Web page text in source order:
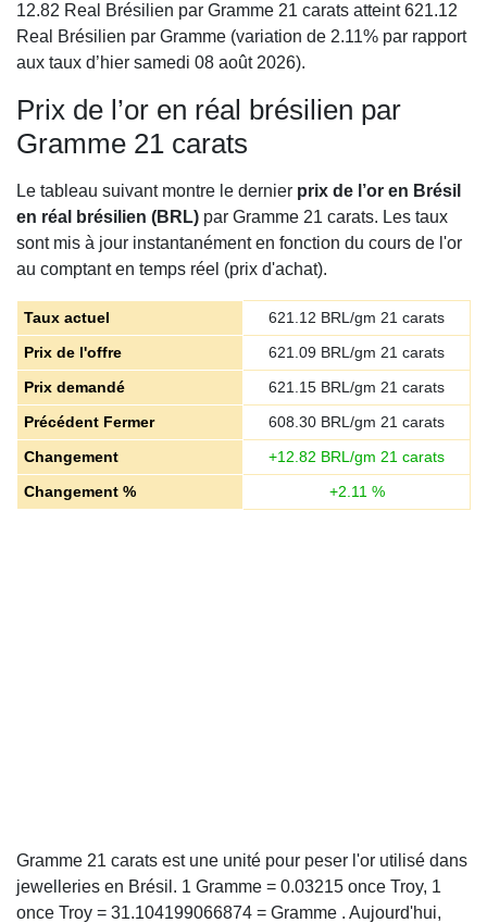
12.82 Real Brésilien par Gramme 21 carats atteint 621.12
Real Brésilien par Gramme (variation de 2.11% par rapport
aux taux d’hier samedi 08 août 2026).
Prix de l’or en réal brésilien par
Gramme 21 carats
Le tableau suivant montre le dernier prix de l’or en Brésil
en réal brésilien (BRL) par Gramme 21 carats. Les taux
sont mis à jour instantanément en fonction du cours de l'or
au comptant en temps réel (prix d'achat).
Taux actuel 621.12 BRL/gm 21 carats
Prix de l'offre
621.09 BRL/gm 21 carats
Prix demandé
621.15 BRL/gm 21 carats
Précédent Fermer
608.30 BRL/gm 21 carats
Changement
+12.82 BRL/gm 21 carats
Changement %
+2.11 %
Gramme 21 carats est une unité pour peser l'or utilisé dans
jewelleries en Brésil. 1 Gramme = 0.03215 once Troy, 1
once Troy = 31.104199066874 = Gramme . Aujourd'hui,